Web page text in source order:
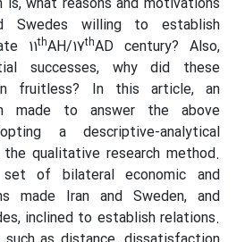
Swedes willing to establish
11thAH/17thAD century? Also,
successes, why did these
fruitless? In this article, an
made to answer the above
a descriptive-analytical
qualitative research method.
of bilateral economic and
made Iran and Sweden, and
inclined to establish relations.